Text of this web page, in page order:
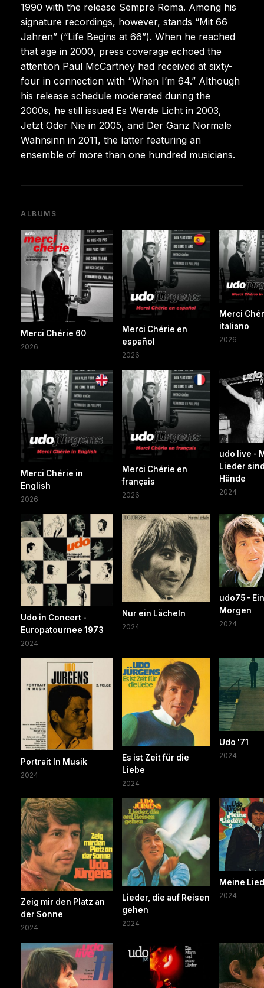
1990 with the release Sempre Roma. Among his
signature recordings, however, stands “Mit 66
Jahren” (“Life Begins at 66”). When he reached
that age in 2000, press coverage echoed the
attention Paul McCartney had received at sixty-
four in connection with “When I’m 64.” Although
his release schedule moderated during the
2000s, he still issued Es Werde Licht in 2003,
Jetzt Oder Nie in 2005, and Der Ganz Normale
Wahnsinn in 2011, the latter featuring an
ensemble of more than one hundred musicians.
ALBUMS
Merci Chérie 60
2026
Merci Chérie en
español
2026
Merci
italiano
2026
Merci Chérie in
English
2026
Merci Chérie en
français
2026
udo live -
Lieder
Hände
2024
Udo in Concert -
Europatournee 1973
2024
Nur ein Lächeln
2024
udo75 -
Morgen
2024
Portrait In Musik
2024
Es ist Zeit für die
Liebe
2024
Udo '71
2024
Zeig mir den Platz an
der Sonne
2024
Lieder, die auf Reisen
gehen
2024
Meine
2024